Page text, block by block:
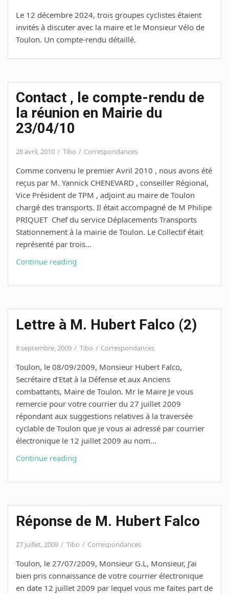
Le 12 décembre 2024, trois groupes cyclistes étaient
invités à discuter avec la maire et le Monsieur Vélo de
Toulon. Un compte-rendu détaillé.
Contact , le compte-rendu de
la réunion en Mairie du
23/04/10
28 avril, 2010 Tibo Correspondances
Comme convenu le premier Avril 2010 , nous avons été
reçus par M. Yannick CHENEVARD , conseiller Régional,
Vice Président de TPM , adjoint au maire de Toulon
chargé des transports. Il était accompagné de M Philipe
PRIQUET Chef du service Déplacements Transports
Stationnement à la mairie de Toulon. Le Collectif était
représenté par trois…
Continue reading
le
rendu
de
réunion
Mairie
du
23/04/10
Lettre à M. Hubert Falco (2)
8 septembre, 2009 Tibo Correspondances
Toulon, le 08/09/2009, Monsieur Hubert Falco,
Secrétaire d’Etat à la Défense et aux Anciens
combattants, Maire de Toulon. Mr le Maire Je vous
remercie pour votre courrier du 27 juillet 2009
répondant aux suggestions relatives à la traversée
cyclable de Toulon que je vous ai adressé par courrier
électronique le 12 juillet 2009 au nom…
Continue reading
M.
Falco
(2)
Réponse de M. Hubert Falco
27 juillet, 2009 Tibo Correspondances
Toulon, le 27/07/2009, Monsieur G.L, Monsieur, J’ai
bien pris connaissance de votre courrier électronique
en date 12 juillet 2009 par lequel vous me faites part de